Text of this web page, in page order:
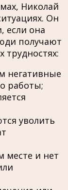
Николай
Он
если она
получают
негативные
работы;
уволить
месте и нет